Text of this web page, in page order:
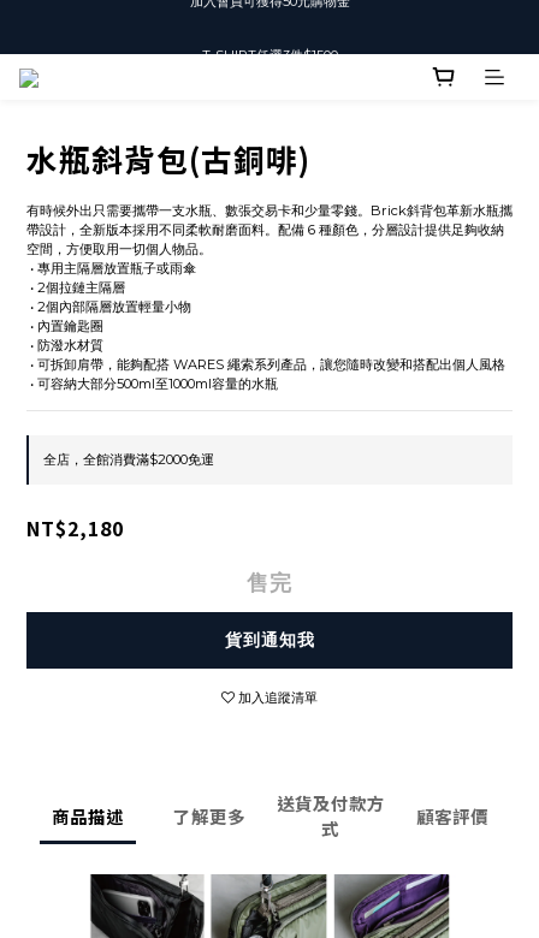
T-SHIRT任選3件$1500
水瓶斜背包(古銅啡)
有時候外出只需要攜帶一支水瓶、數張交易卡和少量零錢。Brick斜背包革新水瓶攜
帶設計，全新版本採用不同柔軟耐磨面料。配備 6 種顏色，分層設計提供足夠收納
空間，方便取用一切個人物品。
• 專用主隔層放置瓶子或雨傘
• 2個拉鏈主隔層
• 2個內部隔層放置輕量小物
• 內置鑰匙圈
• 防潑水材質
• 可拆卸肩帶，能夠配搭 WARES 繩索系列產品，讓您隨時改變和搭配出個人風格
• 可容納大部分500ml至1000ml容量的水瓶
全店，全館消費滿$2000免運
NT$2,180
售完
貨到通知我
加入追蹤清單
商品描述 了解更多
送貨及付款方
式
顧客評價